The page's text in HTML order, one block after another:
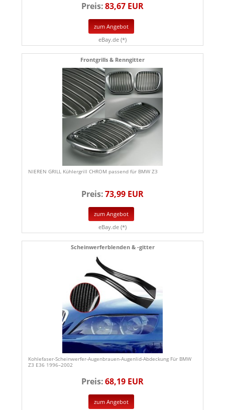
Preis:83,67 EUR
zum Angebot
eBay.de (*)
Frontgrills & Renngitter
NIEREN GRILL Kühlergrill CHROM passend für BMW Z3
Preis:73,99 EUR
zum Angebot
eBay.de (*)
Scheinwerferblenden & -gitter
Kohlefaser-Scheinwerfer-Augenbrauen-Augenlid-Abdeckung Für BMW
Z3 E36 1996–2002
Preis:68,19 EUR
zum Angebot